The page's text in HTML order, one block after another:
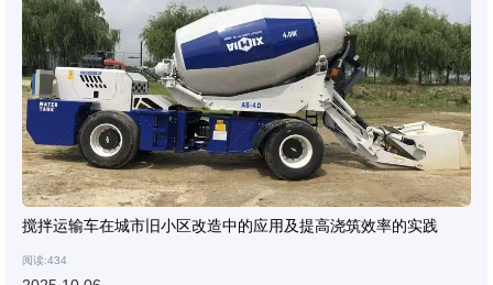
搅拌运输车在城市旧小区改造中的应用及提高浇筑效率的实践
阅读:434